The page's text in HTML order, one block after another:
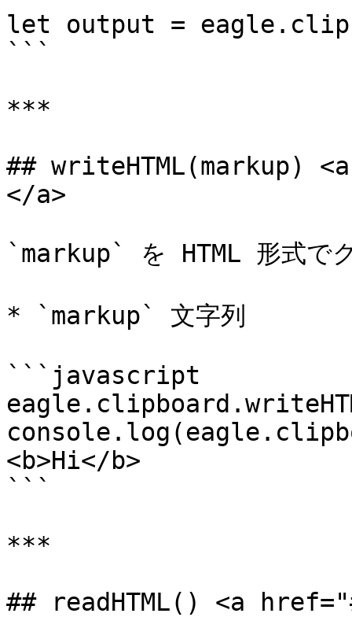
let output =
```
***
## writeHTML(markup)
</a>
`markup` を HTML 形式で
* `markup` 文字列
```javascript
<b>Hi</b>
```
***
## readHTML() <a